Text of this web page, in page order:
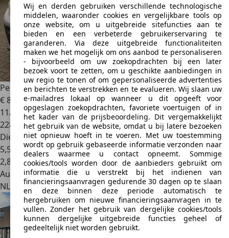
Peugeot Expert226S 1.6BLUEHDI95PREMIUM
€ 8.9541
11/2018
228.757 km
Diesel
5,5 l/100 km (gem.)
2,8
Autobedrijf
NL 3959 BBOverberg
Wij en derden gebruiken verschillende technologische
middelen, waaronder cookies en vergelijkbare tools op
onze website, om u uitgebreide sitefuncties aan te
bieden en een verbeterde gebruikerservaring te
garanderen. Via deze uitgebreide functionaliteiten
maken we het mogelijk om ons aanbod te personaliseren
- bijvoorbeeld om uw zoekopdrachten bij een later
bezoek voort te zetten, om u geschikte aanbiedingen in
uw regio te tonen of om gepersonaliseerde advertenties
en berichten te verstrekken en te evalueren. Wij slaan uw
e-mailadres lokaal op wanneer u dit opgeeft voor
opgeslagen zoekopdrachten, favoriete voertuigen of in
het kader van de prijsbeoordeling. Dit vergemakkelijkt
het gebruik van de website, omdat u bij latere bezoeken
niet opnieuw hoeft in te voeren. Met uw toestemming
wordt op gebruik gebaseerde informatie verzonden naar
dealers waarmee u contact opneemt. Sommige
cookies/tools worden door de aanbieders gebruikt om
informatie die u verstrekt bij het indienen van
financieringsaanvragen gedurende 30 dagen op te slaan
en deze binnen deze periode automatisch te
hergebruiken om nieuwe financieringsaanvragen in te
vullen. Zonder het gebruik van dergelijke cookies/tools
kunnen dergelijke uitgebreide functies geheel of
gedeeltelijk niet worden gebruikt.